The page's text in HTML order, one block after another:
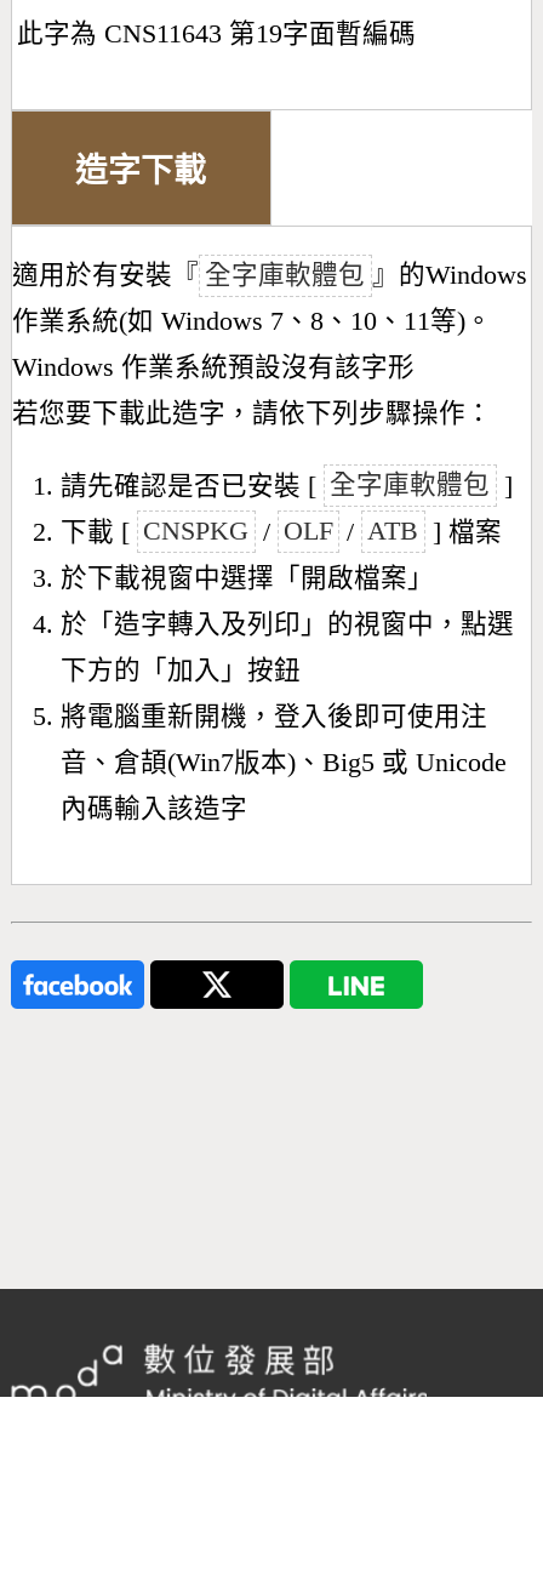
此字為 CNS11643 第19字面暫編碼
造字下載
適用於有安裝『 全字庫軟體包 』的Windows
作業系統(如 Windows 7、8、10、11等)。
Windows 作業系統預設沒有該字形
若您要下載此造字，請依下列步驟操作：
請先確認是否已安裝 [ 全字庫軟體包 ]
下載 [ CNSPKG / OLF / ATB ] 檔案
於下載視窗中選擇「開啟檔案」
於「造字轉入及列印」的視窗中，點選
下方的「加入」按鈕
將電腦重新開機，登入後即可使用注
音、倉頡(Win7版本)、Big5 或 Unicode
內碼輸入該造字